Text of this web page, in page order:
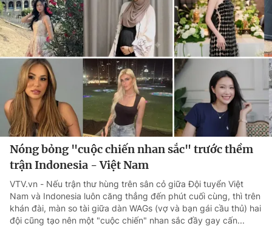
Nóng bỏng "cuộc chiến nhan sắc" trước thềm
trận Indonesia - Việt Nam
VTV.vn - Nếu trận thư hùng trên sân cỏ giữa Đội tuyển Việt
Nam và Indonesia luôn căng thẳng đến phút cuối cùng, thì trên
khán đài, màn so tài giữa dàn WAGs (vợ và bạn gái cầu thủ) hai
đội cũng tạo nên một "cuộc chiến" nhan sắc đầy gay cấn...